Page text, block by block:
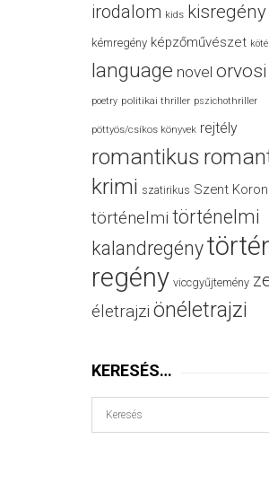
irodalom kids kisregény
kémregény képzőművészet
language novel
poetry politikai thriller pszichothriller
pöttyös/csíkos könyvek rejtély
romantikus
krimi szatirikus Szent
történelmi történelmi
kalandregény
regény viccgyűjtemény
életrajzi önéletrajzi
KERESÉS…